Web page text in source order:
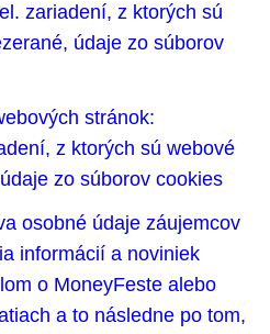
zariadení, z ktorých sú
údaje zo súborov
stránok:
z ktorých sú webové
zo súborov cookies
osobné údaje záujemcov
informácií a noviniek
o MoneyFeste alebo
a to následne po tom,